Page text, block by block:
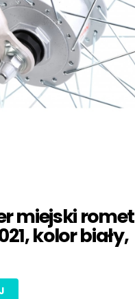
miejski romet
kolor biały,